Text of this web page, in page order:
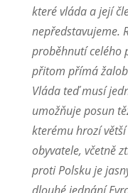
které vláda a její
nepředstavujeme.
proběhnutí celého
přitom přímá
Vláda teď musí
umožňuje posun
kterému hrozí
obyvatele, včetně
proti Polsku je